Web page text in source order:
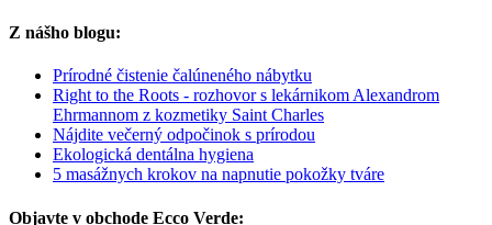
Z nášho blogu:
Prírodné čistenie čalúneného nábytku
Right to the Roots - rozhovor s lekárnikom Alexandrom
Ehrmannom z kozmetiky Saint Charles
Nájdite večerný odpočinok s prírodou
Ekologická dentálna hygiena
5 masážnych krokov na napnutie pokožky tváre
Objavte v obchode Ecco Verde: